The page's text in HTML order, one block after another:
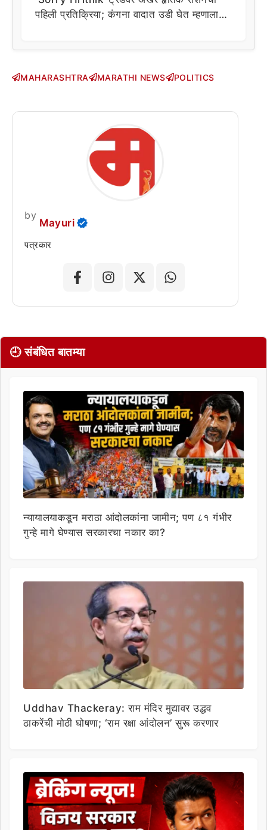
पहिली प्रतिक्रिया; कंगना वादात उडी घेत म्हणाला…
MAHARASHTRA MARATHI NEWS POLITICS
by
Mayuri
पत्रकार
🕘 संबंधित बातम्या
न्यायालयाकडून मराठा आंदोलकांना जामीन; पण ८१ गंभीर
गुन्हे मागे घेण्यास सरकारचा नकार का?
Uddhav Thackeray: राम मंदिर मुद्यावर उद्धव
ठाकरेंची मोठी घोषणा; ‘राम रक्षा आंदोलन’ सुरू करणार